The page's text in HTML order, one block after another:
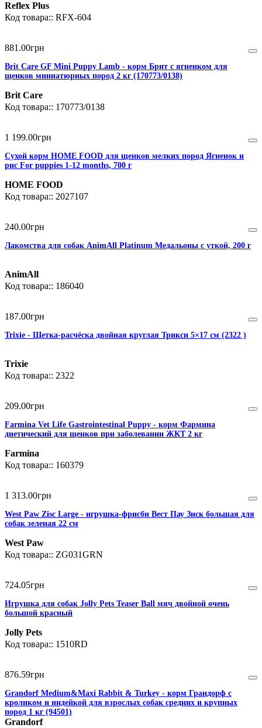
Reflex Plus
RFX-604
881 .00грн
Brit Care GF Mini Puppy Lamb - корм Брит с ягненком для
щенков миниатюрных пород 2 кг (170773/0138)
Brit Care
170773/0138
1 199.00грн
Сухой корм HOME FOOD для щенков мелких пород Ягненок и
рис For puppies 1-12 months, 700 г
HOME FOOD
2027107
240.00грн
Лакомства для собак AnimAll Platinum Медальоны с уткой, 200 г
AnimAll
186040
187.00грн
Trixie - Щетка-расчёска двойная круглая Трикси 5×17 см (2322 )
Trixie
2322
209.00грн
Farmina Vet Life Gastrointestinal Puppy - корм Фармина
диетический для щенков при заболевании ЖКТ 2 кг
Farmina
160379
1 313.00грн
West Paw Zisc Large - игрушка-фрисби Вест Пау Зиск большая для
собак зеленая 22 см
West Paw
ZG031GRN
724.05грн
Игрушка для собак Jolly Pets Teaser Ball мяч двойной очень
большой красный
Jolly Pets
1510RD
876.59грн
Grandorf Medium&Maxi Rabbit & Turkey - корм Грандорф с
кроликом и индейкой для взрослых собак средних и крупных
пород 1 кг (94501)
Grandorf